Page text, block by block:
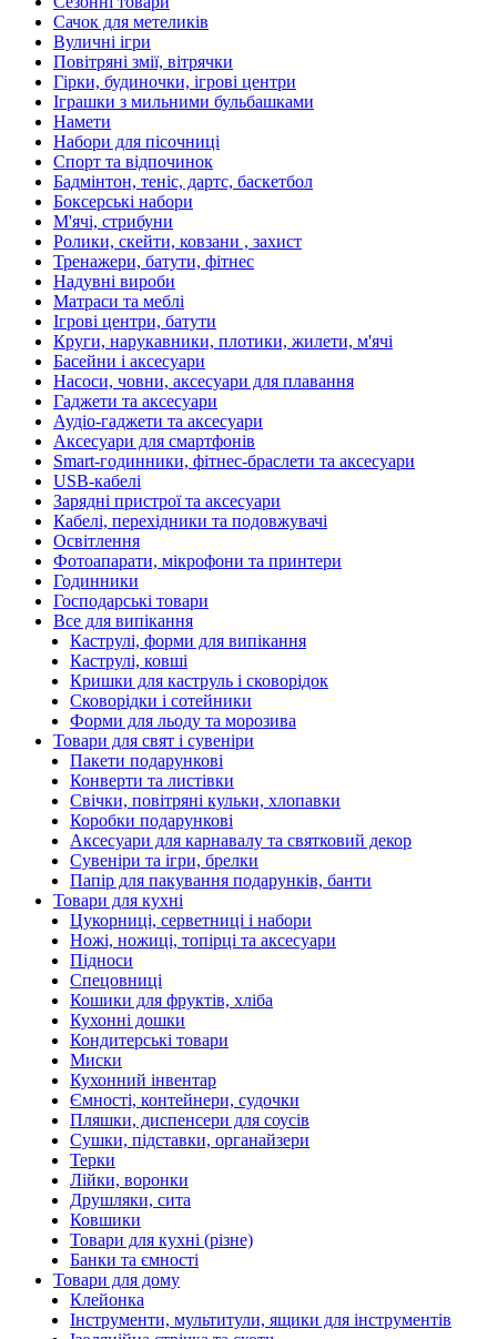
Сачок для метеликів
Вуличні ігри
Повітряні змії, вітрячки
Гірки, будиночки, ігрові центри
Іграшки з мильними бульбашками
Намети
Набори для пісочниці
Спорт та відпочинок
Бадмінтон, теніс, дартс, баскетбол
Боксерські набори
М'ячі, стрибуни
Ролики, скейти, ковзани , захист
Тренажери, батути, фітнес
Надувні вироби
Матраси та меблі
Ігрові центри, батути
Круги, нарукавники, плотики, жилети, м'ячі
Басейни і аксесуари
Насоси, човни, аксесуари для плавання
Гаджети та аксесуари
Аудіо-гаджети та аксесуари
Аксесуари для смартфонів
Smart-годинники, фітнес-браслети та аксесуари
USB-кабелі
Зарядні пристрої та аксесуари
Кабелі, перехідники та подовжувачі
Освітлення
Фотоапарати, мікрофони та принтери
Годинники
Господарські товари
Все для випікання
Каструлі, форми для випікання
Каструлі, ковші
Кришки для каструль і сковорідок
Сковорідки і сотейники
Форми для льоду та морозива
Товари для свят і сувеніри
Пакети подарункові
Конверти та листівки
Свічки, повітряні кульки, хлопавки
Коробки подарункові
Аксесуари для карнавалу та святковий декор
Сувеніри та ігри, брелки
Папір для пакування подарунків, банти
Товари для кухні
Цукорниці, серветниці і набори
Ножі, ножиці, топірці та аксесуари
Підноси
Спецовниці
Кошики для фруктів, хліба
Кухонні дошки
Кондитерські товари
Миски
Кухонний інвентар
Ємності, контейнери, судочки
Пляшки, диспенсери для соусів
Сушки, підставки, органайзери
Терки
Лійки, воронки
Друшляки, сита
Ковшики
Товари для кухні (різне)
Банки та ємності
Товари для дому
Клейонка
Інструменти, мультитули, ящики для інструментів